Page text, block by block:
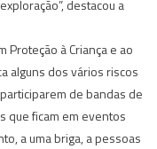
destacou a
Proteção à Criança e ao
alguns dos vários riscos
de bandas de
que ficam em eventos
a uma briga, a pessoas